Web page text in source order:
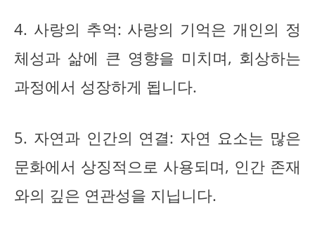
4. 사랑의 추억: 사랑의 기억은 개인의 정
체성과 삶에 큰 영향을 미치며, 회상하는
과정에서 성장하게 됩니다.
5. 자연과 인간의 연결: 자연 요소는 많은
문화에서 상징적으로 사용되며, 인간 존재
와의 깊은 연관성을 지닙니다.